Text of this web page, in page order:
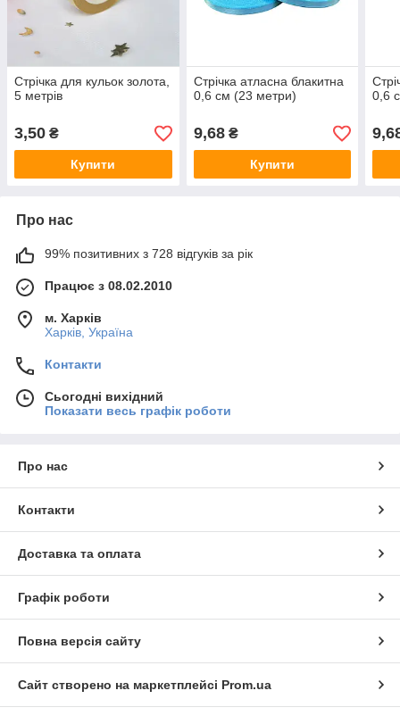
Стрічка для кульок золота,
5 метрів
3,50 ₴
Купити
Стрічка атласна блакитна
0,6 см (23 метри)
9,68₴
Купити
0,6
Про нас
99% позитивних з 728 відгуків за рік
Працює з 08.02.2010
м. Харків
Харків, Україна
Контакти
Сьогодні вихідний
Показати весь графік роботи
Про нас
Контакти
Доставка та оплата
Графік роботи
Повна версія сайту
Сайт створено на маркетплейсі Prom.ua